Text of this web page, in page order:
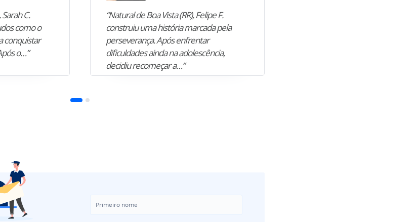
C.
como o
conquistar
o…”
“Natural de Boa Vista (RR), Felipe F.
construiu uma história marcada pela
perseverança. Após enfrentar
dificuldades ainda na adolescência,
decidiu recomeçar a…”